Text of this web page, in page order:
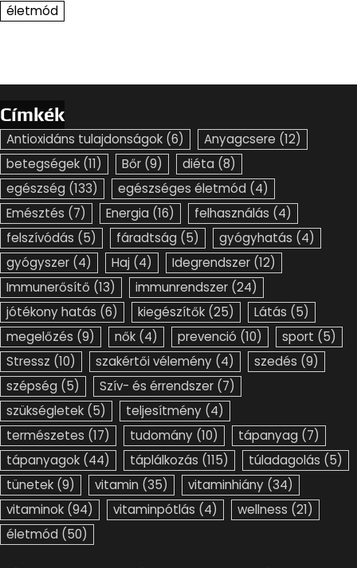
életmód
Címkék
Antioxidáns tulajdonságok (6) Anyagcsere (12)
betegségek (11) Bőr (9) diéta (8)
egészség (133) egészséges életmód (4)
Emésztés (7) Energia (16) felhasználás (4)
felszívódás (5) fáradtság (5) gyógyhatás (4)
gyógyszer (4) Haj (4) Idegrendszer (12)
Immunerősítő (13) immunrendszer (24)
jótékony hatás (6) kiegészítők (25) Látás (5)
megelőzés (9) nők (4) prevenció (10) sport (5)
Stressz (10) szakértői vélemény (4) szedés (9)
szépség (5) Szív- és érrendszer (7)
szükségletek (5) teljesítmény (4)
természetes (17) tudomány (10) tápanyag (7)
tápanyagok (44) táplálkozás (115) túladagolás (5)
tünetek (9) vitamin (35) vitaminhiány (34)
vitaminok (94) vitaminpótlás (4) wellness (21)
életmód (50)